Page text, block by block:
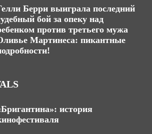
Берри выиграла последний
бой за опеку над
против третьего мужа
Мартинеса: пикантные
история